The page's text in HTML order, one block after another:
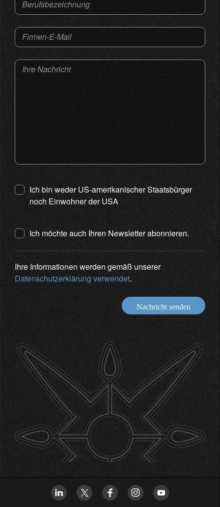
Berufsbezeichnung
Firmen-E-Mail
Ihre Nachricht
Ich bin weder US-amerikanischer Staatsbürger
noch Einwohner der USA
Ich möchte auch Ihren Newsletter abonnieren.
Ihre Informationen werden gemäß unserer
Datenschutzerklärung verwendet.
Nachricht senden